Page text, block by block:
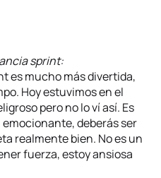
sprint:
es mucho más divertida,
Hoy estuvimos en el
pero no lo ví así. Es
deberás ser
realmente bien. No es un
fuerza, estoy ansiosa